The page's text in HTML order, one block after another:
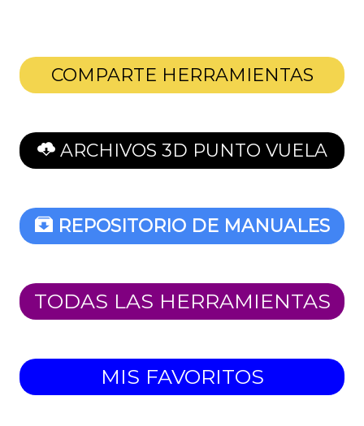
COMPARTE HERRAMIENTAS
ARCHIVOS 3D PUNTO VUELA
REPOSITORIO DE MANUALES
TODAS LAS HERRAMIENTAS
MIS FAVORITOS